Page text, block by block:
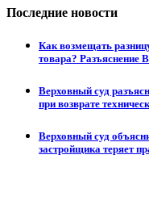
Последние новости
Как возмещать
товара? Разъяснение
Верховный суд
при возврате
Верховный суд
застройщика теряет